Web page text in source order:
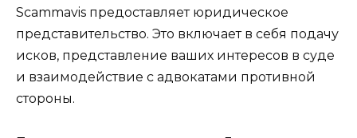
Scammavis предоставляет юридическое
представительство. Это включает в себя подачу
исков, представление ваших интересов в суде
и взаимодействие с адвокатами противной
стороны.